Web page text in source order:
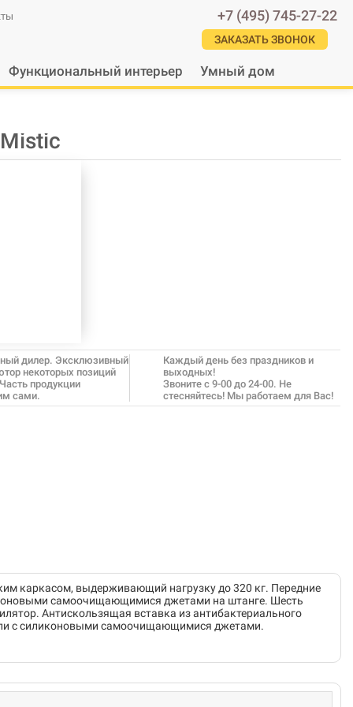
+7 (495) 745-27-22
ЗАКАЗАТЬ ЗВОНОК
Функциональный интерьер Умный дом
дилер. Эксклюзивный
некоторых позиций
продукции
сами.
Каждый день без праздников и
выходных!
Звоните с 9-00 до 24-00. Не
стесняйтесь! Мы работаем для Вас!
каркасом, выдерживающий нагрузку до 320 кг. Передние
самоочищающимися джетами на штанге. Шесть
Антискользящая вставка из антибактериального
с силиконовыми самоочищающимися джетами.